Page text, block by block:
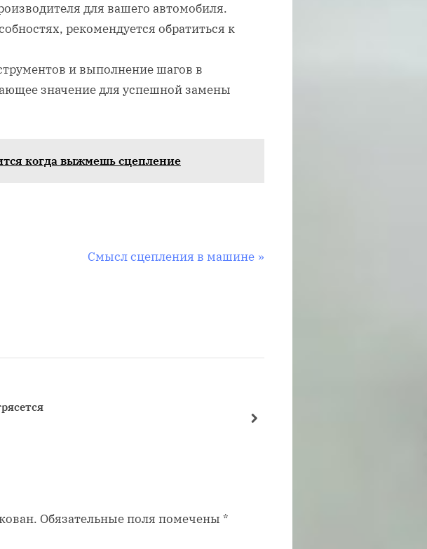
для вашего автомобиля.
рекомендуется обратиться к
и выполнение шагов в
значение для успешной замены
когда выжмешь сцепление
С
ю
с
Смысл сцепления в машине
Как убивается
далее
Обязательные поля помечены *